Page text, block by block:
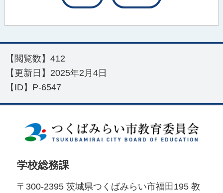
【閲覧数】412
【更新日】 2025年2月4日
【ID】 P-6547
学校総務課
〒300-2395 茨城県つくばみらい市福田195 教